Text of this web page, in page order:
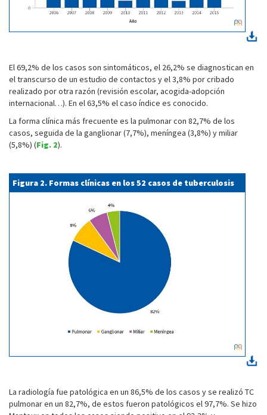
El 69,2% de los casos son sintomáticos, el 26,2% se diagnostican en
el transcurso de un estudio de contactos y el 3,8% por cribado
realizado por otra razón (revisión escolar, acogida-adopción
internacional…). En el 63,5% el caso índice es conocido.
La forma clínica más frecuente es la pulmonar con 82,7% de los
casos, seguida de la ganglionar (7,7%), meníngea (3,8%) y miliar
(5,8%) (Fig. 2).
Figura 2. Formas clínicas en los 52 casos de tuberculosis
La radiología fue patológica en un 86,5% de los casos y se realizó TC
pulmonar en un 82,7%, de estos fueron patológicos el 97,7%. Se hizo